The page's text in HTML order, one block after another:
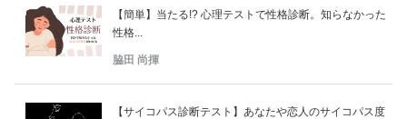
【簡単】当たる!? 心理テストで性格診断。知らなかった
性格...
脇田 尚揮
【サイコパス診断テスト】あなたや恋人のサイコパス度